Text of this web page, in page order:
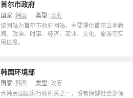
首尔市政府
国家: 韩国 类型: 政府
该网站为首尔市政府网站，主要提供首尔当地新
闻、政治、时事、经济、商业、文化、旅游等实
用信息。
韩国环境部
国家: 韩国 类型: 政府
大韩民国国家行政机关之一，设有保健社会部保